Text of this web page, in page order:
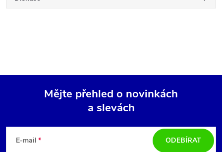
Mějte přehled o novinkách
a slevách
E-mail ODEBÍRAT